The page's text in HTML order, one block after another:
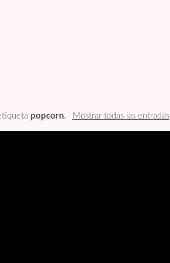
popcorn. Mostrar todas las entradas